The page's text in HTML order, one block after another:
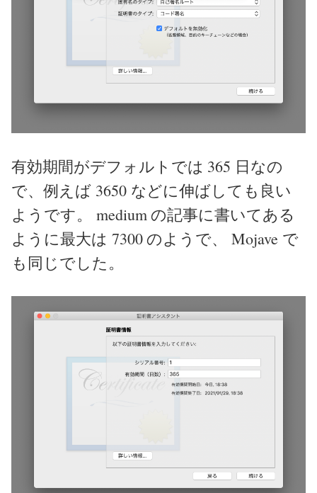
有効期間がデフォルトでは 365 日なの
で、例えば 3650 などに伸ばしても良い
ようです。 medium の記事に書いてある
ように最大は 7300 のようで、 Mojave で
も同じでした。